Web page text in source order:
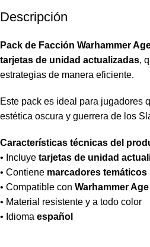
Descripción
Pack de Facción Warhammer
tarjetas de unidad actualizadas,
estrategias de manera eficiente.
Este pack es ideal para jugadores
estética oscura y guerrera de los
Características técnicas del
• Incluye tarjetas de unidad
• Contiene marcadores temáticos
• Compatible con Warhammer
• Material resistente y a todo color
• Idioma español